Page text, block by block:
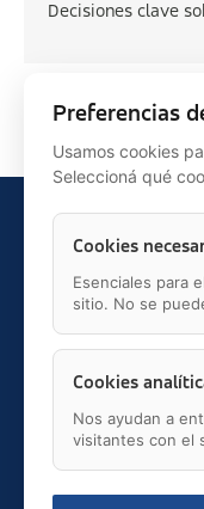
Decisiones clave
Teléfono: 91 595
c/ Juan Ignacio
Mail:
Preferencias
Usamos cookies
Seleccioná qué
Cookies
Esenciales para
sitio. No se
Cookies
Nos ayudan a
visitantes con el